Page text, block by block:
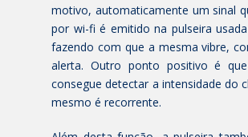
motivo, automaticamente um sinal
por wi-fi é emitido na pulseira
fazendo com que a mesma vibre,
alerta. Outro ponto positivo é
consegue detectar a intensidade do
mesmo é recorrente.